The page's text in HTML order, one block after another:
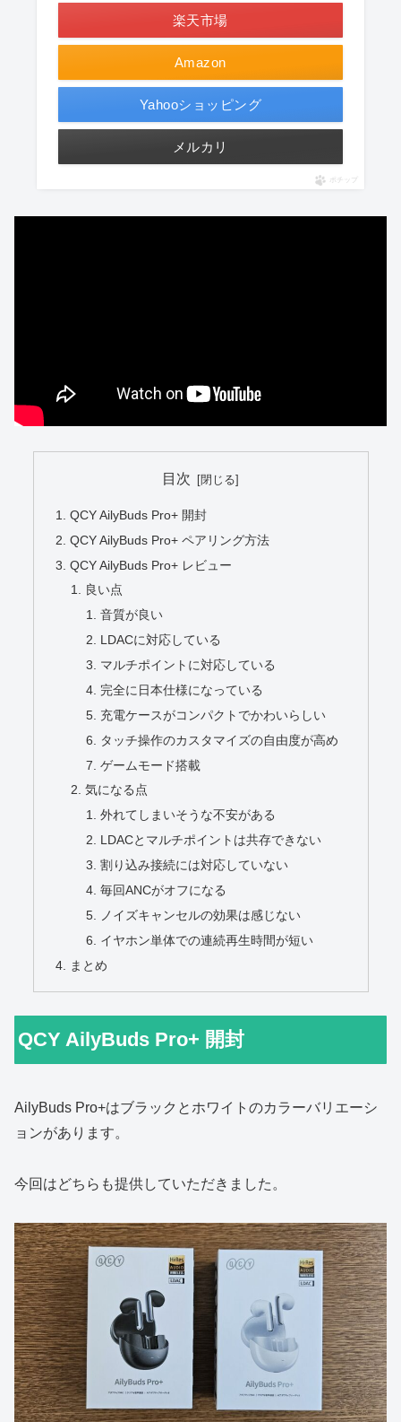
Amazon
楽天市場
Yahooショッピング
メルカリ
ポチップ
目次
QCY AilyBuds Pro+ 開封
QCY AilyBuds Pro+ ペアリング方法
QCY AilyBuds Pro+ レビュー
良い点
音質が良い
LDACに対応している
マルチポイントに対応している
完全に日本仕様になっている
充電ケースがコンパクトでかわいらしい
タッチ操作のカスタマイズの自由度が高め
ゲームモード搭載
気になる点
外れてしまいそうな不安がある
LDACとマルチポイントは共存できない
割り込み接続には対応していない
毎回ANCがオフになる
ノイズキャンセルの効果は感じない
イヤホン単体での連続再生時間が短い
まとめ
QCY AilyBuds Pro+ 開封
AilyBuds Pro+はブラックとホワイトのカラーバリエーシ
ョンがあります。
今回はどちらも提供していただきました。